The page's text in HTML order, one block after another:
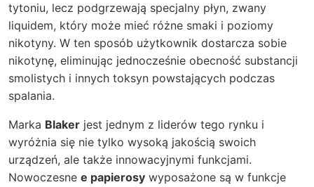
tytoniu, lecz podgrzewają specjalny płyn, zwany
liquidem, który może mieć różne smaki i poziomy
nikotyny. W ten sposób użytkownik dostarcza sobie
nikotynę, eliminując jednocześnie obecność substancji
smolistych i innych toksyn powstających podczas
spalania.
Marka Blaker jest jednym z liderów tego rynku i
wyróżnia się nie tylko wysoką jakością swoich
urządzeń, ale także innowacyjnymi funkcjami.
Nowoczesne e papierosy wyposażone są w funkcje